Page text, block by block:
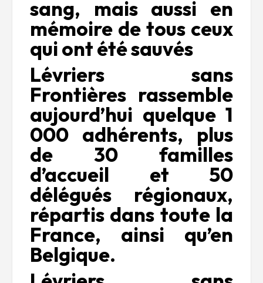
sang, mais aussi en
mémoire de tous ceux
qui ont été sauvés
Lévriers sans
Frontières rassemble
aujourd’hui quelque 1
000 adhérents, plus
de 30 familles
d’accueil et 50
délégués régionaux,
répartis dans toute la
France, ainsi qu’en
Belgique.